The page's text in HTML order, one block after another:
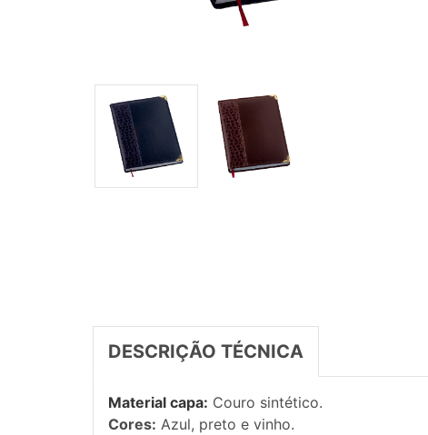
DESCRIÇÃO TÉCNICA
Material capa: Couro sintético.
Cores: Azul, preto e vinho.